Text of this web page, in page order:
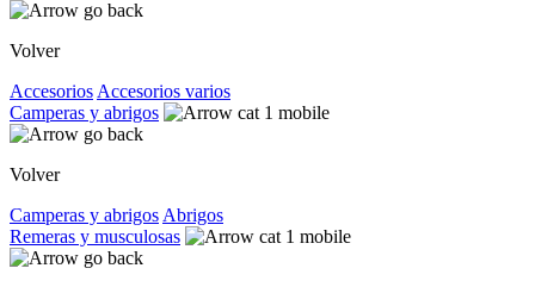
Volver
Accesorios Accesorios varios
Camperas y abrigos
Volver
Camperas y abrigos Abrigos
Remeras y musculosas